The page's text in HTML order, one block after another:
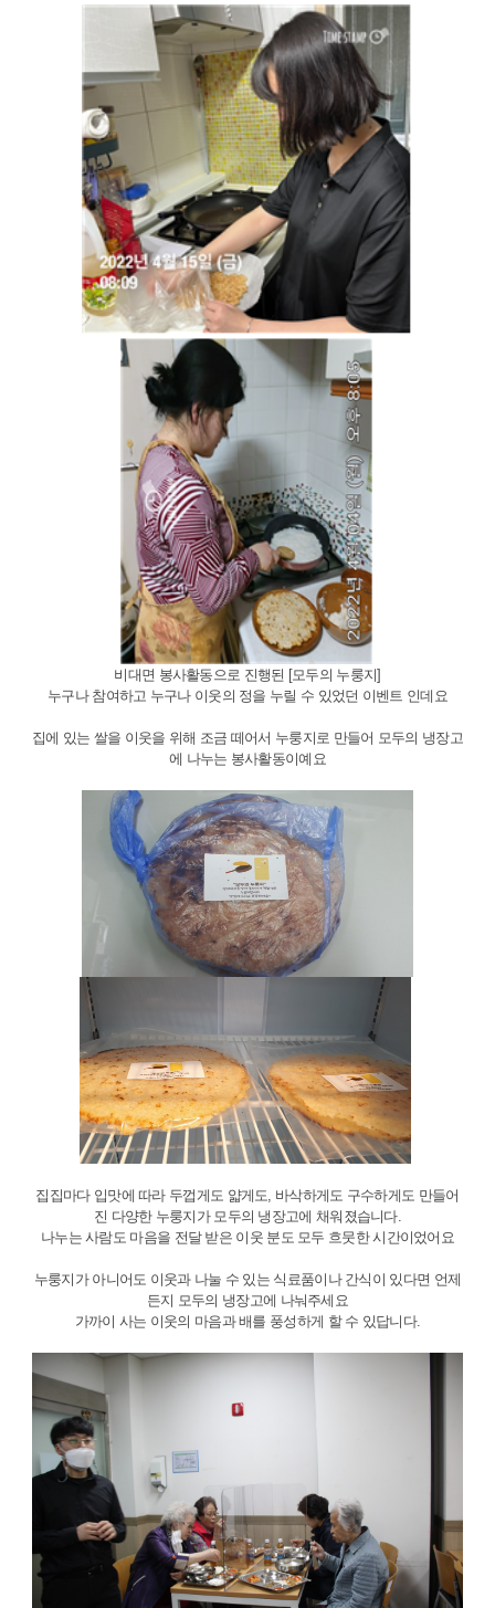
비대면 봉사활동으로 진행된 [모두의 누룽지]
누구나 참여하고 누구나 이웃의 정을 누릴 수 있었던 이벤트 인데요
집에 있는 쌀을 이웃을 위해 조금 떼어서 누룽지로 만들어 모두의 냉장고
에 나누는 봉사활동이예요
집집마다 입맛에 따라 두껍게도 얇게도, 바삭하게도 구수하게도 만들어
진 다양한 누룽지가 모두의 냉장고에 채워졌습니다.
나누는 사람도 마음을 전달 받은 이웃 분도 모두 흐뭇한 시간이었어요
누룽지가 아니어도 이웃과 나눌 수 있는 식료품이나 간식이 있다면 언제
든지 모두의 냉장고에 나눠주세요
가까이 사는 이웃의 마음과 배를 풍성하게 할 수 있답니다.